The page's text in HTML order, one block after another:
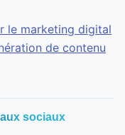
le marketing digital
de contenu
sociaux